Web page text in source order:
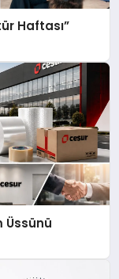
Haftası”
Üssünü